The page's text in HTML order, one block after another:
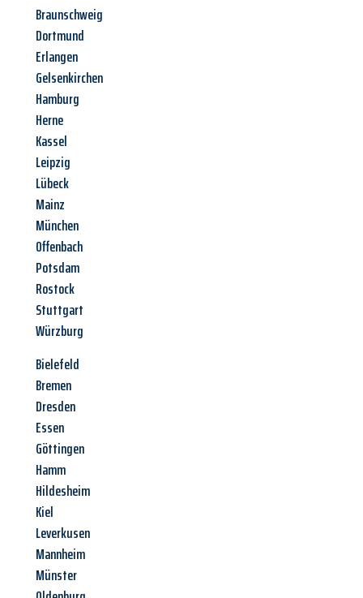
Braunschweig
Dortmund
Erlangen
Gelsenkirchen
Hamburg
Herne
Kassel
Leipzig
Lübeck
Mainz
München
Offenbach
Potsdam
Rostock
Stuttgart
Würzburg
Bielefeld
Bremen
Dresden
Essen
Göttingen
Hamm
Hildesheim
Kiel
Leverkusen
Mannheim
Münster